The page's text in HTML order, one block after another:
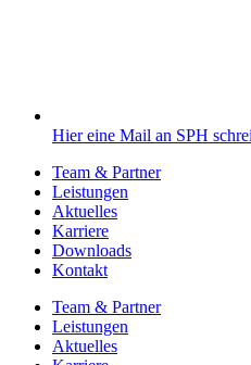
Hier eine Mail an SPH
Team & Partner
Leistungen
Aktuelles
Karriere
Downloads
Kontakt
Team & Partner
Leistungen
Aktuelles